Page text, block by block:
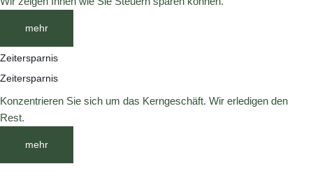
mehr
Zeitersparnis
Zeitersparnis
Konzentrieren Sie sich um das Kerngeschäft. Wir erledigen den
Rest.
mehr